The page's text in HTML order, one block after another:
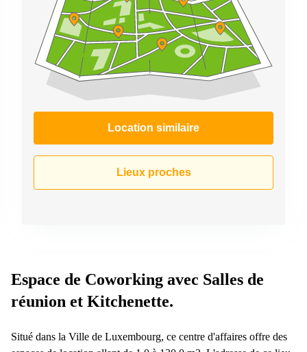
Location similaire
Lieux proches
Espace de Coworking avec Salles de
réunion et Kitchenette.
Situé dans la Ville de Luxembourg, ce centre d'affaires offre des